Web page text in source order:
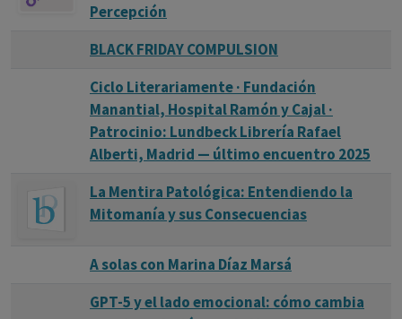
Percepción
BLACK FRIDAY COMPULSION
Ciclo Literariamente · Fundación
Manantial, Hospital Ramón y Cajal ·
Patrocinio: Lundbeck Librería Rafael
Alberti, Madrid — último encuentro 2025
La Mentira Patológica: Entendiendo la
Mitomanía y sus Consecuencias
A solas con Marina Díaz Marsá
GPT-5 y el lado emocional: cómo cambia